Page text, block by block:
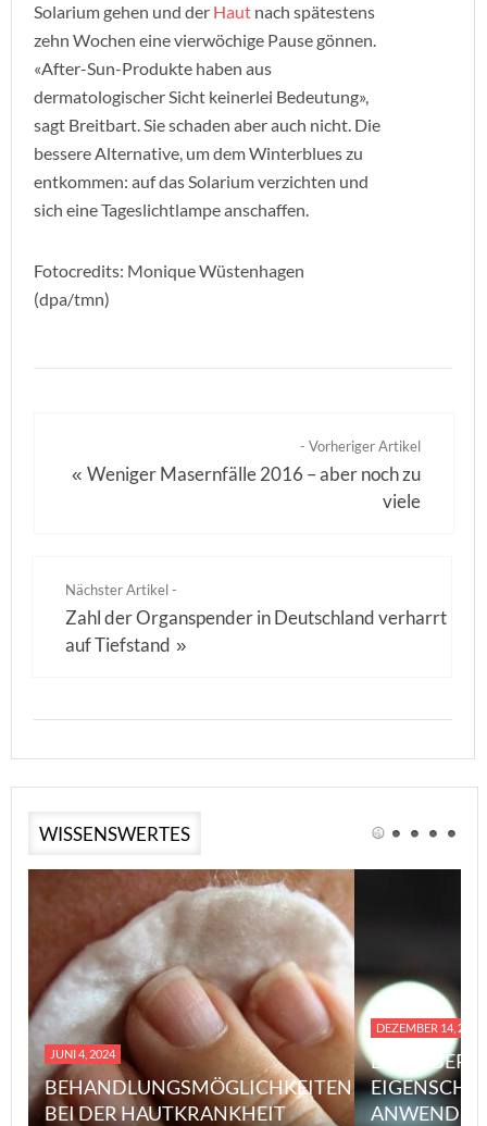
Solarium gehen und der Haut nach spätestens
zehn Wochen eine vierwöchige Pause gönnen.
«After-Sun-Produkte haben aus
dermatologischer Sicht keinerlei Bedeutung»,
sagt Breitbart. Sie schaden aber auch nicht. Die
bessere Alternative, um dem Winterblues zu
entkommen: auf das Solarium verzichten und
sich eine Tageslichtlampe anschaffen.
Fotocredits: Monique Wüstenhagen
(dpa/tmn)
- Vorheriger Artikel
«Weniger Masernfälle 2016 – aber noch zu
viele
Nächster Artikel -
Zahl der Organspender in Deutschland verharrt
auf Tiefstand »
WISSENSWERTES
JUNI 4, 2024
BEHANDLUNGSMÖGLICHKEITEN
BEI DER HAUTKRANKHEIT
DEZEMBER 14, 2023
EINE